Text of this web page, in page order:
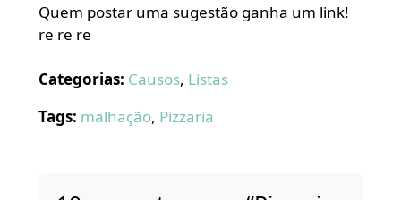
Quem postar uma sugestão ganha um link!
re re re
Categorias: Causos, Listas
Tags: malhação, Pizzaria